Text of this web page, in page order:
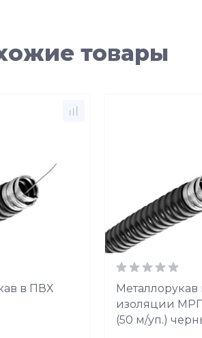
товары
в ПВХ
изоляции
(50 м/уп.)